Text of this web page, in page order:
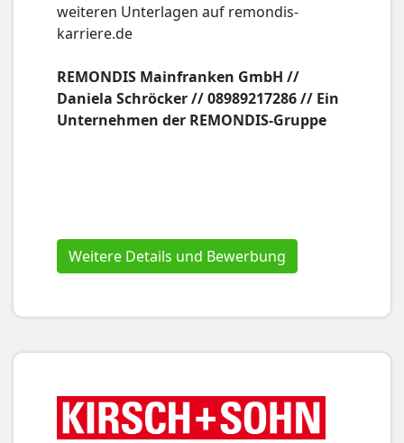
weiteren Unterlagen auf remondis-
karriere.de
REMONDIS Mainfranken GmbH //
Daniela Schröcker // 08989217286 // Ein
Unternehmen der REMONDIS-Gruppe
Weitere Details und Bewerbung